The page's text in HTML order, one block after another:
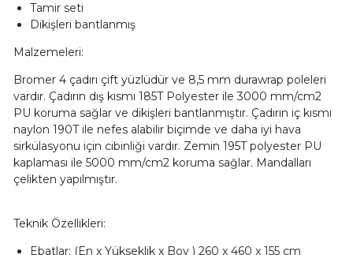
Tamir seti
Dikişleri bantlanmış
Malzemeleri:
Bromer 4 çadırı çift yüzlüdür ve 8,5 mm durawrap poleleri
vardır. Çadırın dış kısmı 185T Polyester ile 3000 mm/cm2
PU koruma sağlar ve dikişleri bantlanmıştır. Çadırın iç kısmı
naylon 190T ile nefes alabilir biçimde ve daha iyi hava
sirkülasyonu için cibinliği vardır. Zemin 195T polyester PU
kaplaması ile 5000 mm/cm2 koruma sağlar. Mandalları
çelikten yapılmıştır.
Teknik Özellikleri:
Ebatlar: (En x Yükseklik x Boy ) 260 x 460 x 155 cm